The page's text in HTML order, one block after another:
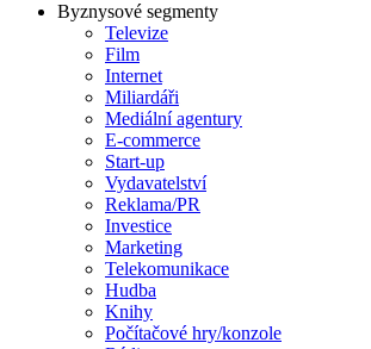
Byznysové segmenty
Televize
Film
Internet
Miliardáři
Mediální agentury
E-commerce
Start-up
Vydavatelství
Reklama/PR
Investice
Marketing
Telekomunikace
Hudba
Knihy
Počítačové hry/konzole